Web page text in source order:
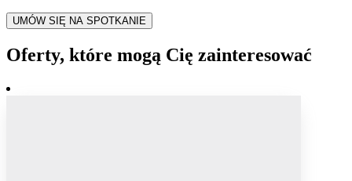
UMÓW SIĘ NA SPOTKANIE
Oferty, które mogą Cię zainteresować